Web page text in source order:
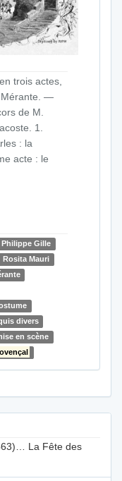
trois actes,
Mérante. —
de M.
1.
: la
acte : le
Philippe Gille
Rosita Mauri
divers
en scène
La Fête des